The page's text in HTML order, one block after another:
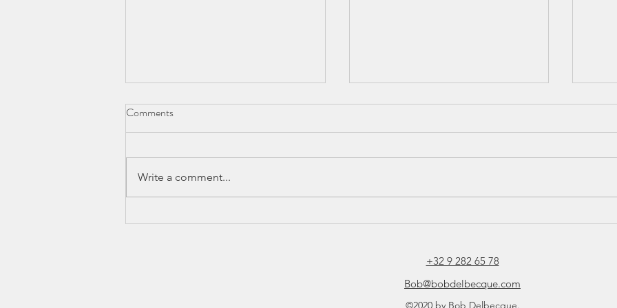
TIPS TO ORGANISE A
JIJ WILT MET JE TEAM ‘THAT
Comments
Write a comment...
+32 9 282 65 78
Bob@bobdelbecque.com